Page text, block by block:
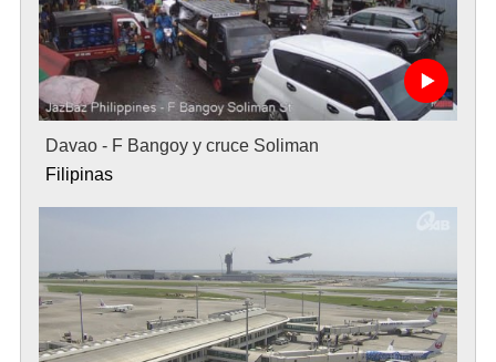
Davao - F Bangoy y cruce Soliman
Filipinas